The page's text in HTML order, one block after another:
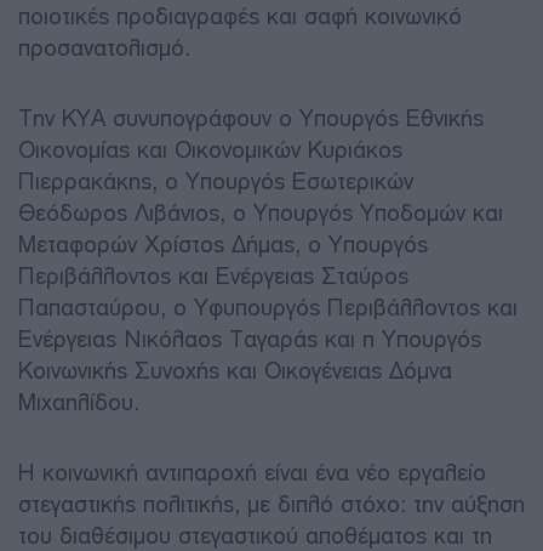
ποιοτικές προδιαγραφές και σαφή κοινωνικό
προσανατολισμό.
Την ΚΥΑ συνυπογράφουν ο Υπουργός Εθνικής
Οικονομίας και Οικονομικών Κυριάκος
Πιερρακάκης, ο Υπουργός Εσωτερικών
Θεόδωρος Λιβάνιος, ο Υπουργός Υποδομών και
Μεταφορών Χρίστος Δήμας, ο Υπουργός
Περιβάλλοντος και Ενέργειας Σταύρος
Παπασταύρου, ο Υφυπουργός Περιβάλλοντος και
Ενέργειας Νικόλαος Ταγαράς και η Υπουργός
Κοινωνικής Συνοχής και Οικογένειας Δόμνα
Μιχαηλίδου.
Η κοινωνική αντιπαροχή είναι ένα νέο εργαλείο
στεγαστικής πολιτικής, με διπλό στόχο: την αύξηση
του διαθέσιμου στεγαστικού αποθέματος και τη